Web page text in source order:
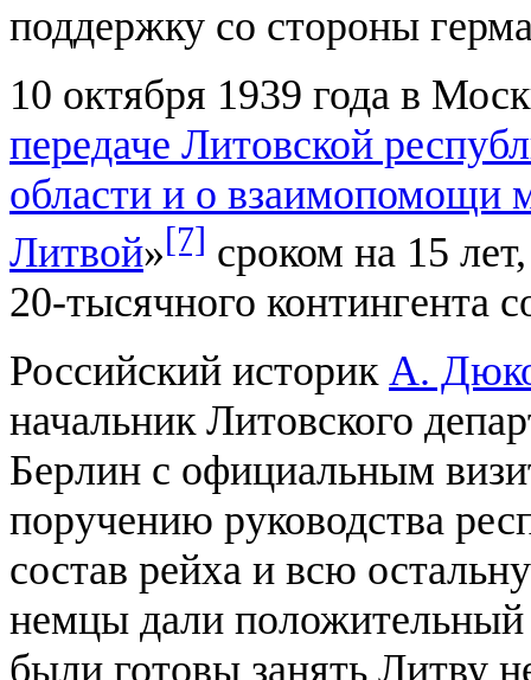
поддержку со стороны
10 октября 1939 года в
передаче Литовской
области и о
Литвой»[7] сроком на 15
20-тысячного контингента
Российский историк А.
начальник Литовского
Берлин с официальным
поручению руководства
состав рейха и всю
немцы дали положительный
были готовы занять Литву